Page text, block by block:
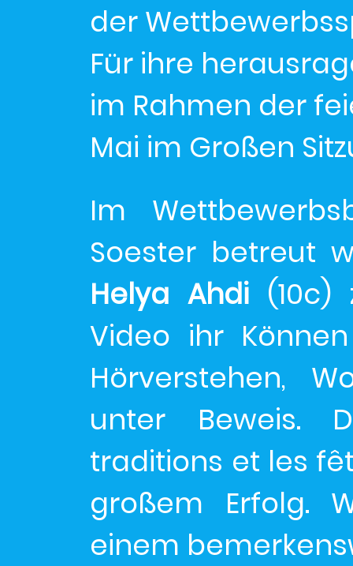
der
Für ihre
im Rahmen der
Mai im Großen
Im
Soester betreut
Helya Ahdi
Video ihr
Hörverstehen,
unter Beweis.
traditions et les
großem Erfolg.
einem